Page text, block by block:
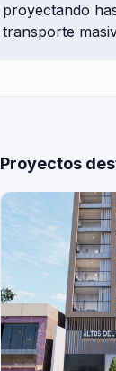
proyectando
transporte
Proyectos